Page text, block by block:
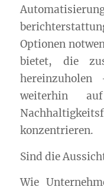
Optionen
bietet, die
weiterhin
konzentrieren.
Sind die
Wie